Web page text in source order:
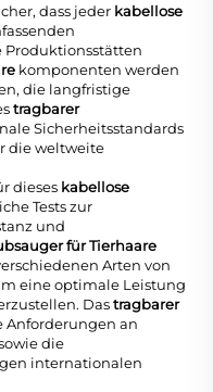
dass jeder kabellose
Produktionsstätten
komponenten werden
die langfristige
tragbarer
Sicherheitsstandards
die weltweite
dieses kabellose
Tests zur
und
für Tierhaare
Arten von
eine optimale Leistung
Dastragbarer
Anforderungen an
die
internationalen